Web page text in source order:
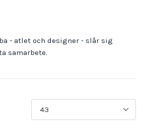
- atlet och designer - slår sig
samarbete.